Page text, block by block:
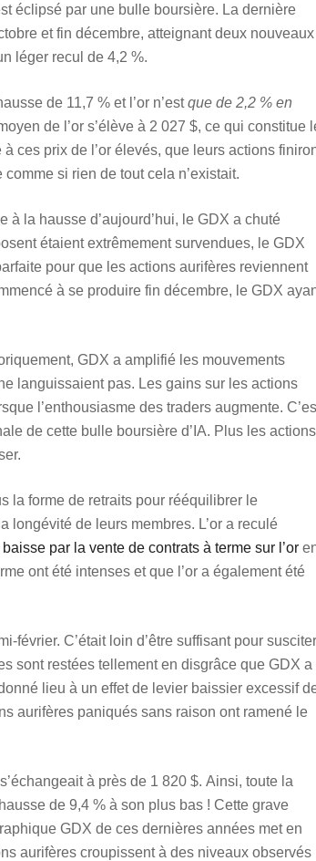
éclipsé par une bulle boursière. La dernière
et fin décembre, atteignant deux nouveaux
léger recul de 4,2 %.
de 11,7 % et l’or n’estque de 2,2 % en
de l’or s’élève à 2 027 $, ce qui constitue
ces prix de l’or élevés, que leurs actions
si rien de tout cela n’existait.
à la hausse d’aujourd’hui, le GDX a chuté
étaient extrêmement survendues, le GDX
pour que les actions aurifères reviennent
à se produire fin décembre, le GDX
GDX a amplifié les mouvements
languissaient pas. Les gains sur les actions
l’enthousiasme des traders augmente.
de cette bulle boursière d’IA. Plus les actions
la forme de retraits pour rééquilibrer le
longévité de leurs membres. L’or a reculé
par la vente de contrats à terme sur l’or
ont été intenses et que l’or a également été
février. C’était loin d’être suffisant pour susciter
sont restées tellement en disgrâce que GDX a
lieu à un effet de levier baissier excessif
aurifères paniqués sans raison ont ramené le
à près de 1 820 $. Ainsi, toute la
de 9,4 % à son plus bas ! Cette grave
GDX de ces dernières années met en
aurifères croupissent à des niveaux observés